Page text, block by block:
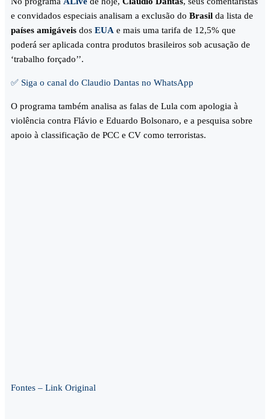
e convidados especiais analisam a exclusão do Brasil da lista de
países amigáveis dos EUA e mais uma tarifa de 12,5% que
poderá ser aplicada contra produtos brasileiros sob acusação de
‘trabalho forçado’’.
✅ Siga o canal do Claudio Dantas no WhatsApp
O programa também analisa as falas de Lula com apologia à
violência contra Flávio e Eduardo Bolsonaro, e a pesquisa sobre
apoio à classificação de PCC e CV como terroristas.
Fontes – Link Original